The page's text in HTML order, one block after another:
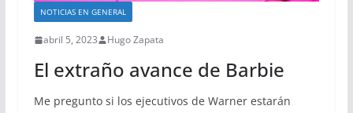
NOTICIAS EN GENERAL
abril 5, 2023 Hugo Zapata
El extraño avance de Barbie
Me pregunto si los ejecutivos de Warner estarán